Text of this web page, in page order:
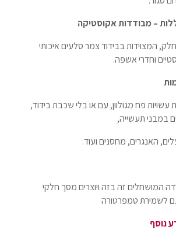
– מבודדות אקוסטיקה
המצוידות בבידוד צמר סלעים איכותי
וחדרי אשפה.
פח מגולוון, עם או בלי שכבת בידוד,
במבני תעשייה,
האנגרים, מחסנים ועוד.
המושחלים זה בזה ויוצרים מסך חלקי
לשמירת טמפרטורה
נוסף